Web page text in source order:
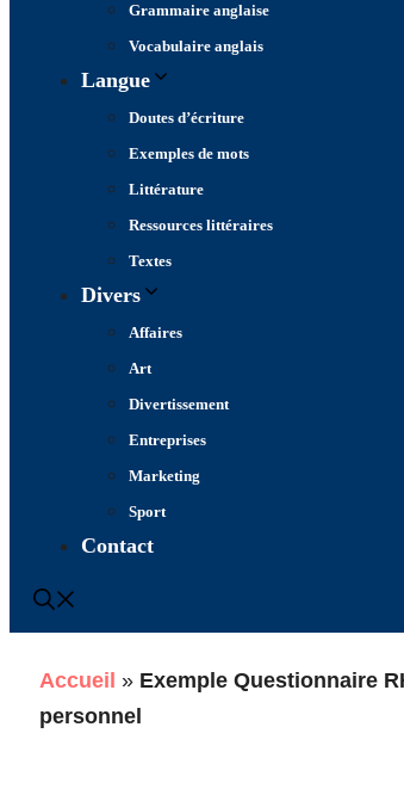
Grammaire anglaise
Vocabulaire anglais
Langue
Doutes d’écriture
Exemples de mots
Littérature
Ressources littéraires
Textes
Divers
Affaires
Art
Divertissement
Entreprises
Marketing
Sport
Contact
Accueil » Exemple Questionnaire
personnel